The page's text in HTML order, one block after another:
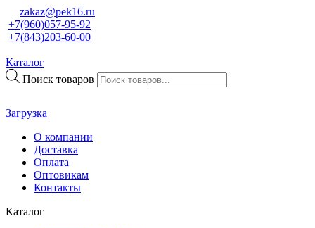
zakaz@pek16.ru
+7(960)057-95-92
+7(843)203-60-00
Каталог
Поиск товаров
Загрузка
О компании
Доставка
Оплата
Оптовикам
Контакты
Каталог